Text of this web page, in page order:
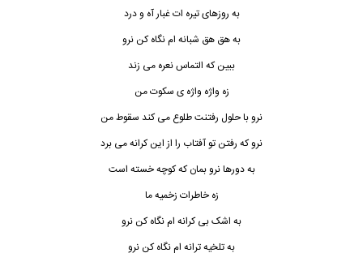
به روزهای تیره ات غبار آه و درد
به هق هق شبانه ام نگاه کن نرو
ببین که التماس نعره می زند
زه واژه واژه ی سکوت من
نرو با حلول رفتنت طلوع می کند سقوط من
نرو که رفتن تو آفتاب را از این کرانه می برد
به دورها نرو بمان که کوچه خسته است
زه خاطرات زخمیه ما
به اشک بی کرانه ام نگاه کن نرو
به تلخیه ترانه ام نگاه کن نرو